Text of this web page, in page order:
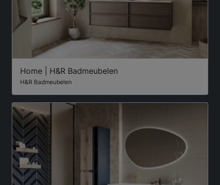
Home | H&R Badmeubelen
H&R Badmeubelen